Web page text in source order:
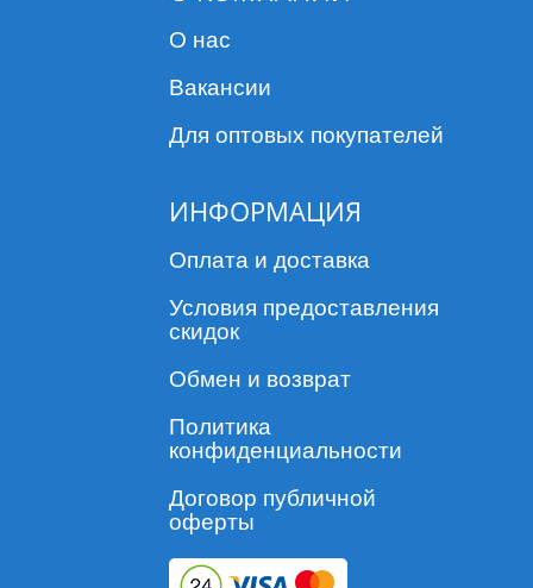
О нас
Вакансии
Для оптовых покупателей
ИНФОРМАЦИЯ
Оплата и доставка
Условия предоставления
скидок
Обмен и возврат
Политика
конфиденциальности
Договор публичной
оферты